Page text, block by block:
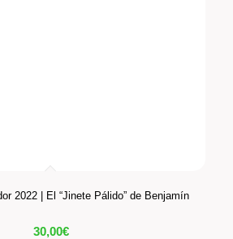
2022 | El “Jinete Pálido” de Benjamín
30,00€